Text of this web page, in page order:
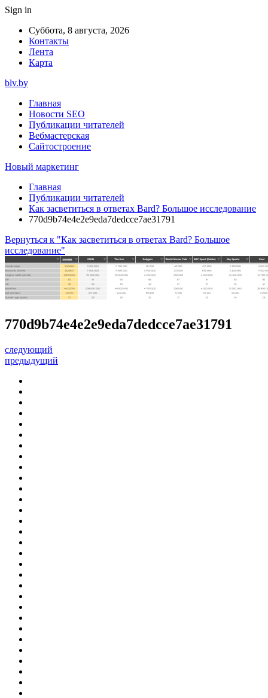
Sign in
Суббота, 8 августа, 2026
Контакты
Лента
Карта
blv.by
Главная
Новости SEO
Публикации читателей
Вебмастерская
Сайтостроение
Новый маркетинг
Главная
Публикации читателей
Как засветиться в ответах Bard? Большое исследование
770d9b74e4e2e9eda7dedcce7ae31791
Вернуться к "Как засветиться в ответах Bard? Большое
исследование"
770d9b74e4e2e9eda7dedcce7ae31791
следующий
предыдущий